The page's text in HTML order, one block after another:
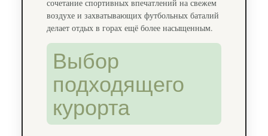
сочетание спортивных впечатлений на свежем
воздухе и захватывающих футбольных баталий
делает отдых в горах ещё более насыщенным.
Выбор
подходящего
курорта